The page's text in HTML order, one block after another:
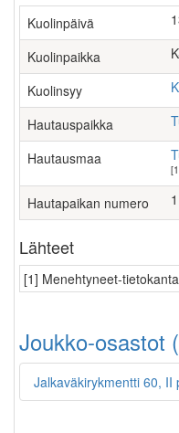
Kuolinpäivä
Kuolinpaikka
Kuolinsyy
Hautauspaikka
Hautausmaa
Hautapaikan numero
Lähteet
[1] Menehtyneet-
Joukko-osastot
Jalkaväkirykmentti 60, II